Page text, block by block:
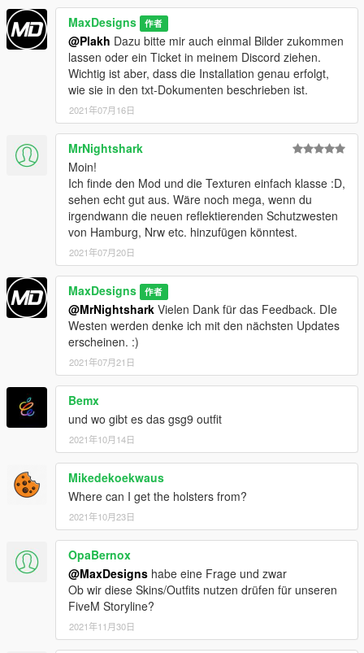
+ Hemden (kurz und lang), Hosen und Mützen (mit den
jeweiligen Mützenbändern) aller Landespolizeien hinzugefügt
(Schleswig-Holstein, Hamburg, Mecklenburg-Vorpommern,
Niedersachsen, Bremen, Brandenburg, Berlin, Sachsen,
Sachsen-Anhalt, Thüringen, Hessen, NRW, Rheinland-Pfalz,
Saarland, Baden-Württemberg, Bayern)
+ Schulterklappen als einzelnes Decal hinzugefügt. (Alle Sterne
+ Wasserschutzpolizei)
+ EUP Menu angepasst (Alle Uniformen hinzugefügt)
V2.1
+ Unschärfe bei Bertrachtung der Uniformen aus der Ferne
+ Kleidung für Frauen weiter angepasst
Information
Hey Guys. I also took a lot of time to create my own German
EUP. This German EUP is an addon for the normal EUP which
is available on all possible pages and brings the uniforms of the
German Federal Police and the new blue uniforms of the
Customs (Version 1. 0). So everyone can start their service as
a federal police officer or customs officer in Los Santos and
hopefully find joy in the uniforms!
Added with version 2.0 are the uniforms of all state police
forces in Germany. So hopefully everyone who wants to play
with a German setting will find their favorite state for duty.
Personally, I have placed a high value on quality. But there are
also many different ways to dress your virtual character! I am
always happy to receive praise or constructive criticism so that
I know what still has room for improvement.
Requirements:
If you want to use the EUP, you should first install the following
things, so that the whole thing runs properly!
1. OpenIV
2. EUP Law & Order 8.2
3. EUP Serve & Rescue
4. EUP Menu
MaxDesigns 作者
@Plakh Dazu bitte mir auch einmal Bilder zukommen
lassen oder ein Ticket in meinem Discord ziehen.
Wichtig ist aber, dass die Installation genau erfolgt,
wie sie in den txt-Dokumenten beschrieben ist.
2021年07月16日
MrNightshark
Moin!
Ich finde den Mod und die Texturen einfach klasse :D,
sehen echt gut aus. Wäre noch mega, wenn du
irgendwann die neuen reflektierenden Schutzwesten
von Hamburg, Nrw etc. hinzufügen könntest.
2021年07月20日
MaxDesigns 作者
@MrNightshark Vielen Dank für das Feedback. DIe
Westen werden denke ich mit den nächsten Updates
erscheinen. :)
2021年07月21日
Bemx
und wo gibt es das gsg9 outfit
2021年10月14日
Mikedekoekwaus
Where can I get the holsters from?
2021年10月23日
OpaBernox
@MaxDesigns habe eine Frage und zwar
Ob wir diese Skins/Outfits nutzen drüfen für unseren
FiveM Storyline?
2021年11月30日